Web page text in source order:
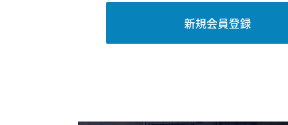
新規会員登録